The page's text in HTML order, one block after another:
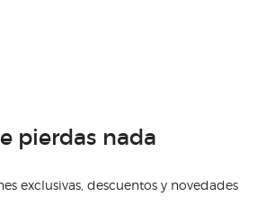
pierdas nada
exclusivas, descuentos y novedades